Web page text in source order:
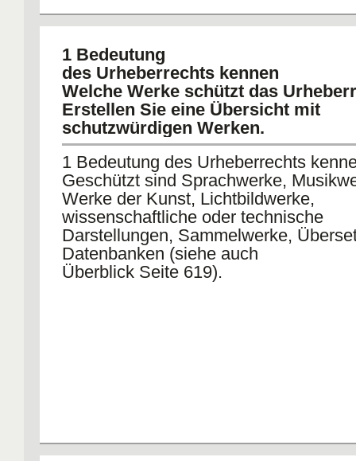
• Bearbeitungen, die eine besondere
Leistung des Bearbeiters darstellen,
fallen vor allem Übersetzungen
• Sammelwerke, die aus
unterschiedlichen Beiträgen
sind und eine eigene geistige
darstellen bezüglich der Auslese oder
Zusammenstellung
• Datenbanken (§ 4 (2) UrhG,
Alle Werke, die diese
• Wahrnehmbare Formgestaltung
• Geistiger Gehalt
• Persönliche bzw. individuell
Schöpfung
1 Bedeutung
des Urheberrechts kennen
Welche Werke schützt das
Erstellen Sie eine Übersicht mit
schutzwürdigen Werken.
1 Bedeutung des Urheberrechts
Geschützt sind Sprachwerke,
Werke der Kunst, Lichtbildwerke,
wissenschaftliche oder technische
Darstellungen, Sammelwerke,
Datenbanken (siehe auch
Überblick Seite 619).